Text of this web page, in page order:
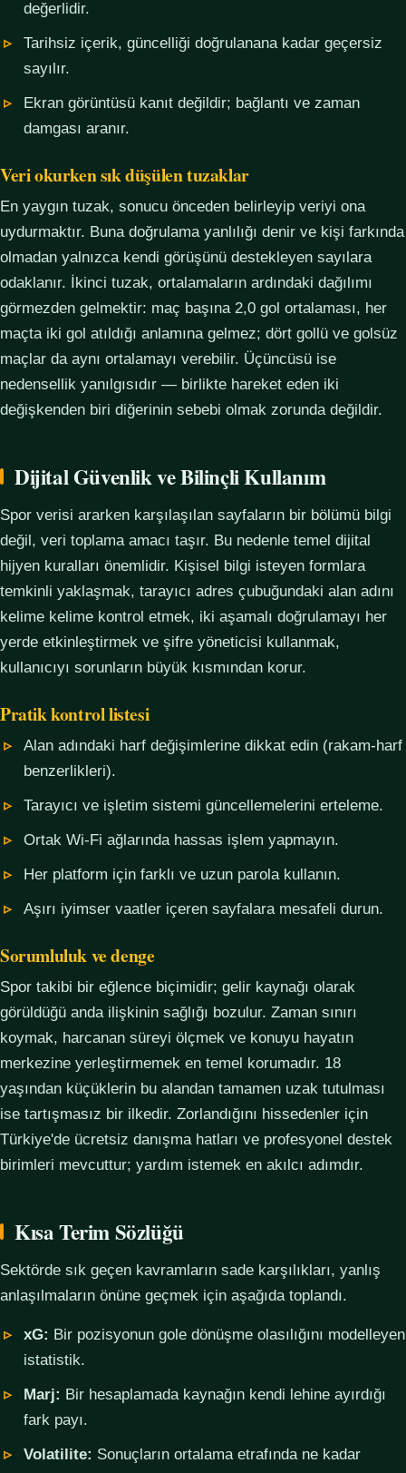
değerlidir.
Tarihsiz içerik, güncelliği doğrulanana kadar geçersiz
sayılır.
Ekran görüntüsü kanıt değildir; bağlantı ve zaman
damgası aranır.
Veri okurken sık düşülen tuzaklar
En yaygın tuzak, sonucu önceden belirleyip veriyi ona
uydurmaktır. Buna doğrulama yanlılığı denir ve kişi farkında
olmadan yalnızca kendi görüşünü destekleyen sayılara
odaklanır. İkinci tuzak, ortalamaların ardındaki dağılımı
görmezden gelmektir: maç başına 2,0 gol ortalaması, her
maçta iki gol atıldığı anlamına gelmez; dört gollü ve golsüz
maçlar da aynı ortalamayı verebilir. Üçüncüsü ise
nedensellik yanılgısıdır — birlikte hareket eden iki
değişkenden biri diğerinin sebebi olmak zorunda değildir.
Dijital Güvenlik ve Bilinçli Kullanım
Spor verisi ararken karşılaşılan sayfaların bir bölümü bilgi
değil, veri toplama amacı taşır. Bu nedenle temel dijital
hijyen kuralları önemlidir. Kişisel bilgi isteyen formlara
temkinli yaklaşmak, tarayıcı adres çubuğundaki alan adını
kelime kelime kontrol etmek, iki aşamalı doğrulamayı her
yerde etkinleştirmek ve şifre yöneticisi kullanmak,
kullanıcıyı sorunların büyük kısmından korur.
Pratik kontrol listesi
Alan adındaki harf değişimlerine dikkat edin (rakam-harf
benzerlikleri).
Tarayıcı ve işletim sistemi güncellemelerini erteleme.
Ortak Wi-Fi ağlarında hassas işlem yapmayın.
Her platform için farklı ve uzun parola kullanın.
Aşırı iyimser vaatler içeren sayfalara mesafeli durun.
Sorumluluk ve denge
Spor takibi bir eğlence biçimidir; gelir kaynağı olarak
görüldüğü anda ilişkinin sağlığı bozulur. Zaman sınırı
koymak, harcanan süreyi ölçmek ve konuyu hayatın
merkezine yerleştirmemek en temel korumadır. 18
yaşından küçüklerin bu alandan tamamen uzak tutulması
ise tartışmasız bir ilkedir. Zorlandığını hissedenler için
Türkiye'de ücretsiz danışma hatları ve profesyonel destek
birimleri mevcuttur; yardım istemek en akılcı adımdır.
Kısa Terim Sözlüğü
Sektörde sık geçen kavramların sade karşılıkları, yanlış
anlaşılmaların önüne geçmek için aşağıda toplandı.
xG: Bir pozisyonun gole dönüşme olasılığını modelleyen
istatistik.
Marj: Bir hesaplamada kaynağın kendi lehine ayırdığı
fark payı.
Volatilite: Sonuçların ortalama etrafında ne kadar